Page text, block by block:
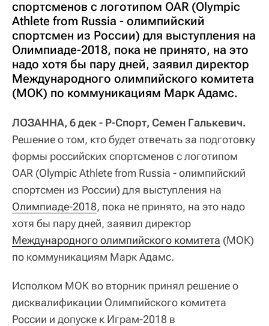
спортсменов с логотипом OAR (Olympic
Athlete from Russia - олимпийский
спортсмен из России) для выступления на
Олимпиаде-2018, пока не принято, на это
надо хотя бы пару дней, заявил директор
Международного олимпийского комитета
(МОК) по коммуникациям Марк Адамс.
ЛОЗАННА, 6 дек - Р-Спорт, Семен Галькевич.
Решение о том, кто будет отвечать за подготовку
формы российских спортсменов с логотипом
OAR (Olympic Athlete from Russia - олимпийский
спортсмен из России) для выступления на
Олимпиаде-2018, пока не принято, на это надо
хотя бы пару дней, заявил директор
Международного олимпийского комитета (МОК)
по коммуникациям Марк Адамс.
Исполком МОК во вторник принял решение о
дисквалификации Олимпийского комитета
России и допуске к Играм-2018 в